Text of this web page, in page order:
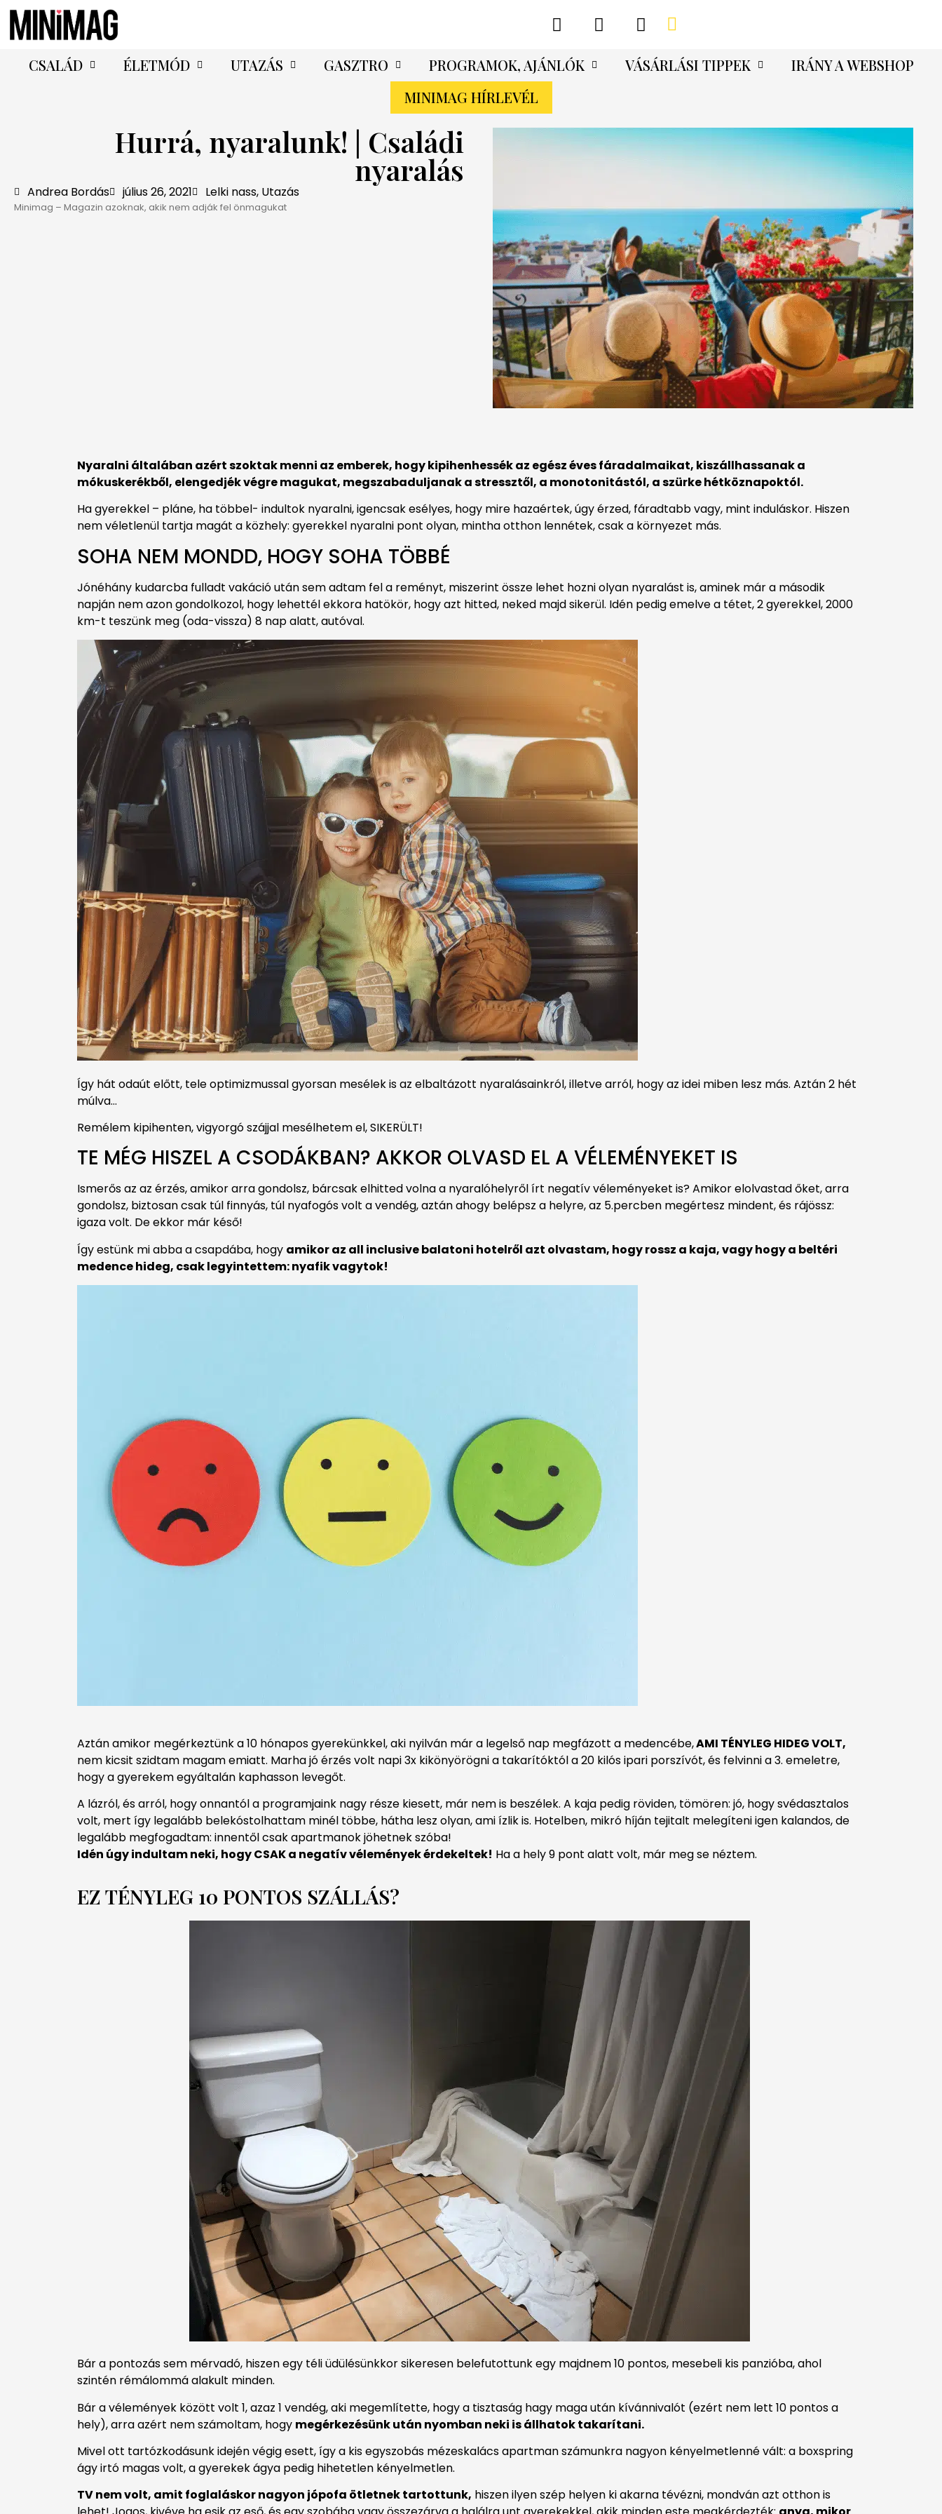
CSALÁD ÉLETMÓD UTAZÁS GASZTRO PROGRAMOK, AJÁNLÓK VÁSÁRLÁSI TIPPEK
IRÁNY A WEBSHOP
MINIMAG HÍRLEVÉL
Hurrá, nyaralunk! | Családi
nyaralás
Andrea Bordás július 26, 2021 Lelki nass, Utazás
Minimag – Magazin azoknak, akik nem adják fel önmagukat
Nyaralni általában azért szoktak menni az emberek, hogy kipihenhessék az egész éves fáradalmaikat, kiszállhassanak a
mókuskerékből, elengedjék végre magukat, megszabaduljanak a stressztől, a monotonitástól, a szürke hétköznapoktól.
Ha gyerekkel – pláne, ha többel- indultok nyaralni, igencsak esélyes, hogy mire hazaértek, úgy érzed, fáradtabb vagy, mint induláskor. Hiszen
nem véletlenül tartja magát a közhely: gyerekkel nyaralni pont olyan, mintha otthon lennétek, csak a környezet más.
SOHA NEM MONDD, HOGY SOHA TÖBBÉ
Jónéhány kudarcba fulladt vakáció után sem adtam fel a reményt, miszerint össze lehet hozni olyan nyaralást is, aminek már a második
napján nem azon gondolkozol, hogy lehettél ekkora hatökör, hogy azt hitted, neked majd sikerül. Idén pedig emelve a tétet, 2 gyerekkel, 2000
km-t teszünk meg (oda-vissza) 8 nap alatt, autóval.
Így hát odaút előtt, tele optimizmussal gyorsan mesélek is az elbaltázott nyaralásainkról, illetve arról, hogy az idei miben lesz más. Aztán 2 hét
múlva…
Remélem kipihenten, vigyorgó szájjal mesélhetem el, SIKERÜLT!
TE MÉG HISZEL A CSODÁKBAN? AKKOR OLVASD EL A VÉLEMÉNYEKET IS
Ismerős az az érzés, amikor arra gondolsz, bárcsak elhitted volna a nyaralóhelyről írt negatív véleményeket is? Amikor elolvastad őket, arra
gondolsz, biztosan csak túl finnyás, túl nyafogós volt a vendég, aztán ahogy belépsz a helyre, az 5.percben megértesz mindent, és rájössz:
igaza volt. De ekkor már késő!
Így estünk mi abba a csapdába, hogy amikor az all inclusive balatoni hotelről azt olvastam, hogy rossz a kaja, vagy hogy a beltéri
medence hideg, csak legyintettem: nyafik vagytok!
Aztán amikor megérkeztünk a 10 hónapos gyerekünkkel, aki nyilván már a legelső nap megfázott a medencébe,AMI TÉNYLEG HIDEG VOLT,
nem kicsit szidtam magam emiatt. Marha jó érzés volt napi 3x kikönyörögni a takarítóktól a 20 kilós ipari porszívót, és felvinni a 3. emeletre,
hogy a gyerekem egyáltalán kaphasson levegőt.
A lázról, és arról, hogy onnantól a programjaink nagy része kiesett, már nem is beszélek. A kaja pedig röviden, tömören: jó, hogy svédasztalos
volt, mert így legalább belekóstolhattam minél többe, hátha lesz olyan, ami ízlik is. Hotelben, mikró híján tejitalt melegíteni igen kalandos, de
legalább megfogadtam: innentől csak apartmanok jöhetnek szóba!
Idén úgy indultam neki, hogy CSAK a negatív vélemények érdekeltek! Ha a hely 9 pont alatt volt, már meg se néztem.
EZ TÉNYLEG 10 PONTOS SZÁLLÁS?
Bár a pontozás sem mérvadó, hiszen egy téli üdülésünkkor sikeresen belefutottunk egy majdnem 10 pontos, mesebeli kis panzióba, ahol
szintén rémálommá alakult minden.
Bár a vélemények között volt 1, azaz 1 vendég, aki megemlítette, hogy a tisztaság hagy maga után kívánnivalót (ezért nem lett 10 pontos a
hely), arra azért nem számoltam, hogy megérkezésünk után nyomban neki is állhatok takarítani.
Mivel ott tartózkodásunk idején végig esett, így a kis egyszobás mézeskalács apartman számunkra nagyon kényelmetlenné vált: a boxspring
ágy irtó magas volt, a gyerekek ágya pedig hihetetlen kényelmetlen.
TV nem volt, amit foglaláskor nagyon jópofa ötletnek tartottunk, hiszen ilyen szép helyen ki akarna tévézni, mondván azt otthon is